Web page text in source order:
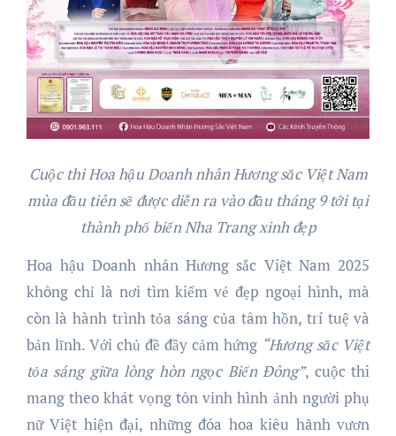
Cuộc thi Hoa hậu Doanh nhân Hương sắc Việt Nam
mùa đầu tiên sẽ được diễn ra vào đầu tháng 9 tới tại
thành phố biển Nha Trang xinh đẹp
Hoa hậu Doanh nhân Hương sắc Việt Nam 2025
không chỉ là nơi tìm kiếm vẻ đẹp ngoại hình, mà
còn là hành trình tỏa sáng của tâm hồn, trí tuệ và
bản lĩnh. Với chủ đề đầy cảm hứng “Hương sắc Việt
tỏa sáng giữa lòng hòn ngọc Biển Đông”, cuộc thi
mang theo khát vọng tôn vinh hình ảnh người phụ
nữ Việt hiện đại, những đóa hoa kiêu hãnh vươn